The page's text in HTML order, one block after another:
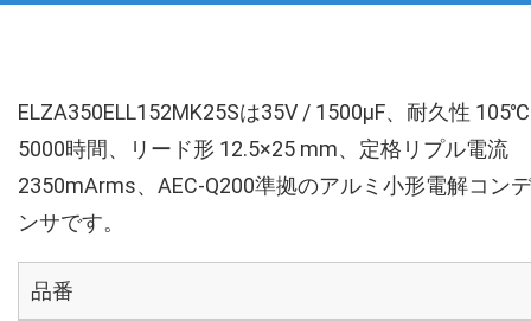
ELZA350ELL152MK25Sは35V / 1500µF、耐久性 105℃
5000時間、リード形 12.5×25 mm、定格リプル電流
2350mArms、AEC-Q200準拠のアルミ小形電解コンデ
ンサです。
品番